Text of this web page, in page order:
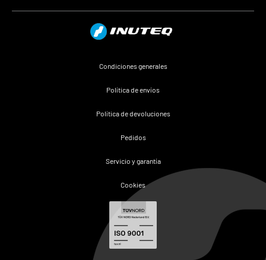
Condiciones generales
Política de envíos
Política de devoluciones
Pedidos
Servicio y garantía
Cookies